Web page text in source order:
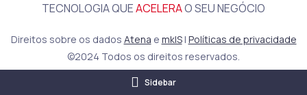
Sidebar
TECNOLOGIA QUEACELERAO SEU NEGÓCIO
Direitos sobre os dados Atena e mkIS| Políticas de privacidade
©2024 Todos os direitos reservados.